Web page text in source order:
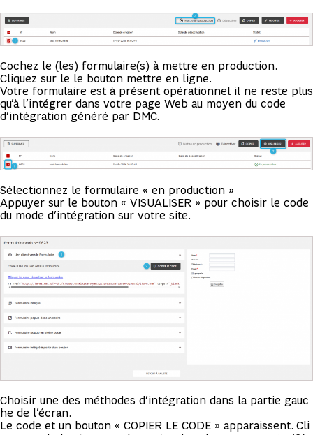
Cochez le (les) formulaire(s) à mettre en production.
Cliquez sur le le bouton mettre en ligne.
Votre formulaire est à présent opérationnel il ne reste plus
qu’à l’intégrer dans votre page Web au moyen du code
d’intégration généré par DMC.
Sélectionnez le formulaire « en production »
Appuyer sur le bouton « VISUALISER » pour choisir le code
du mode d’intégration sur votre site.
Choisir une des méthodes d’intégration dans la partie gauc
he de l’écran.
Le code et un bouton « COPIER LE CODE » apparaissent. Cli